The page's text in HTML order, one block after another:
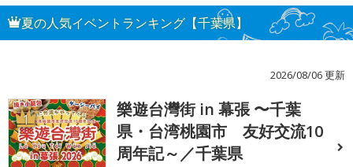
夏の人気イベントランキング【千葉県】
2026/08/06 更新
1
樂遊台灣街 in 幕張 〜千葉
県・台湾桃園市 友好交流10
周年記～／千葉県